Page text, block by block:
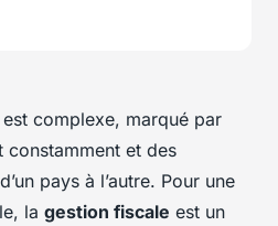
est complexe, marqué par
constamment et des
pays à l’autre. Pour une
la gestion fiscale est un